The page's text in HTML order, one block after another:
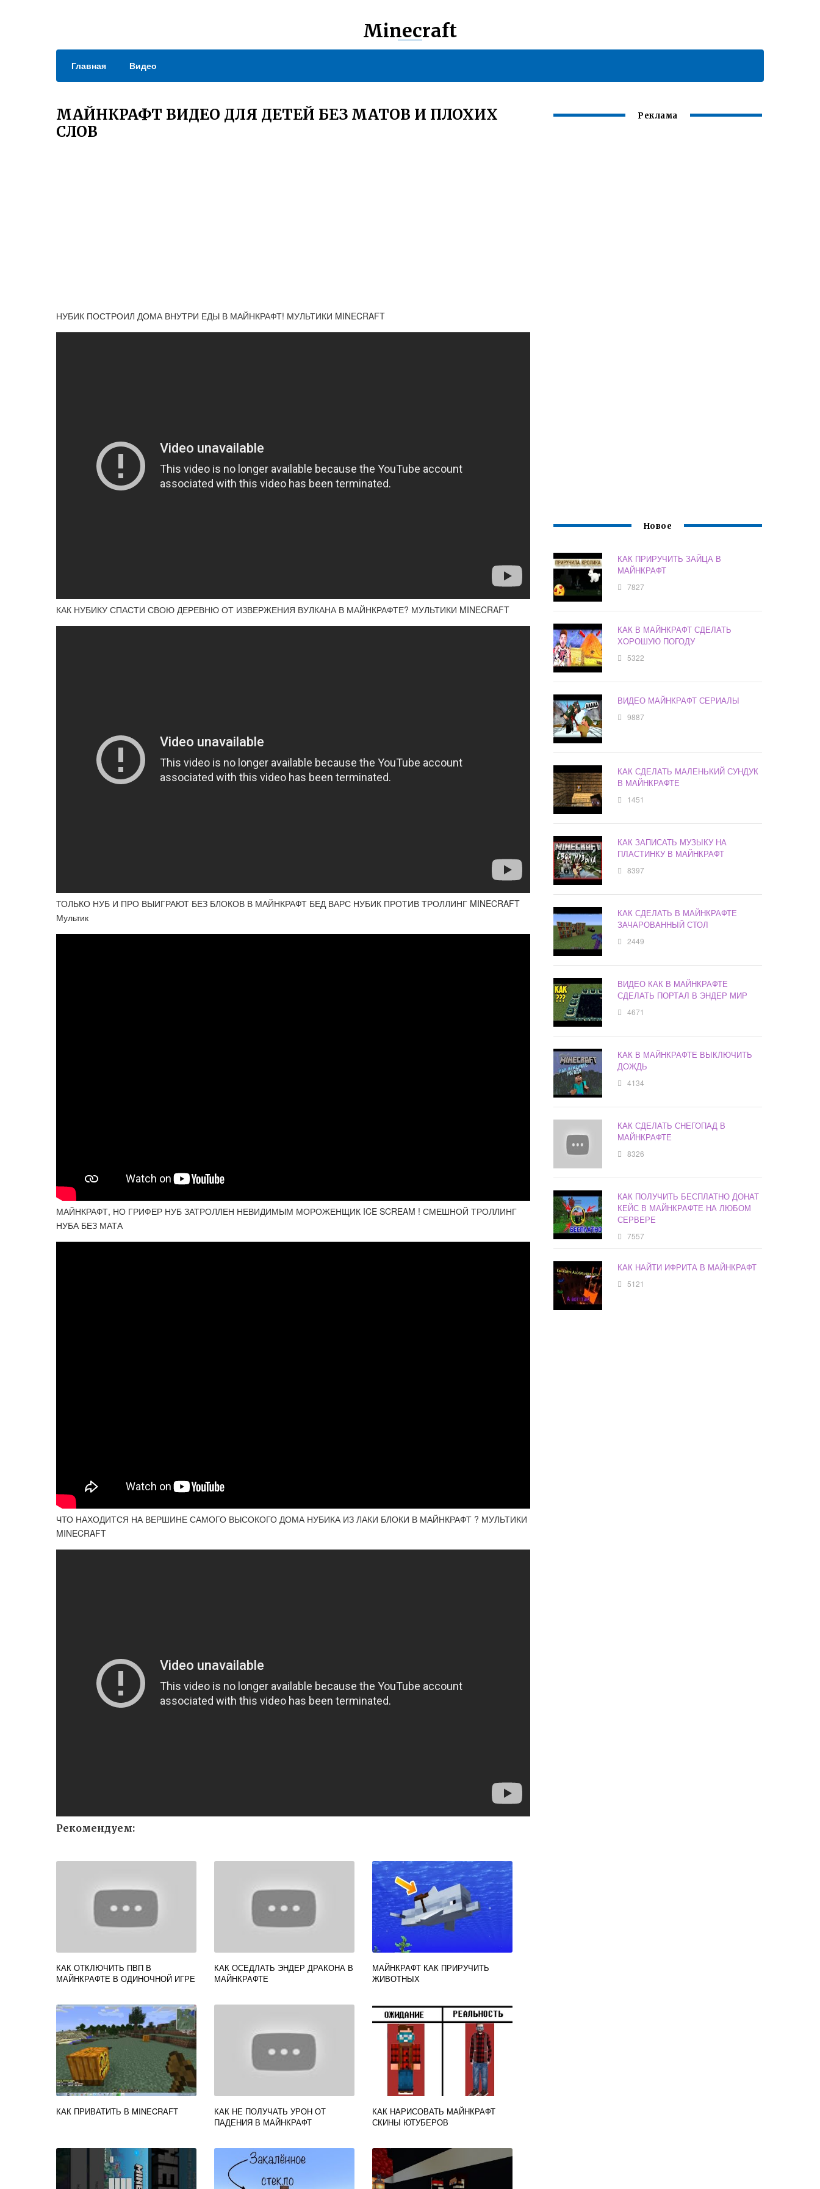
Minecraft
Главная Видео
МАЙНКРАФТ ВИДЕО ДЛЯ ДЕТЕЙ БЕЗ МАТОВ И ПЛОХИХ
СЛОВ
НУБИК ПОСТРОИЛ ДОМА ВНУТРИ ЕДЫ В МАЙНКРАФТ! МУЛЬТИКИ MINECRAFT
КАК НУБИКУ СПАСТИ СВОЮ ДЕРЕВНЮ ОТ ИЗВЕРЖЕНИЯ ВУЛКАНА В МАЙНКРАФТЕ? МУЛЬТИКИ MINECRAFT
ТОЛЬКО НУБ И ПРО ВЫИГРАЮТ БЕЗ БЛОКОВ В МАЙНКРАФТ БЕД ВАРС НУБИК ПРОТИВ ТРОЛЛИНГ MINECRAFT
Мультик
МАЙНКРАФТ, НО ГРИФЕР НУБ ЗАТРОЛЛЕН НЕВИДИМЫМ МОРОЖЕНЩИК ICE SCREAM ! СМЕШНОЙ ТРОЛЛИНГ
НУБА БЕЗ МАТА
ЧТО НАХОДИТСЯ НА ВЕРШИНЕ САМОГО ВЫСОКОГО ДОМА НУБИКА ИЗ ЛАКИ БЛОКИ В МАЙНКРАФТ ? МУЛЬТИКИ
MINECRAFT
Рекомендуем:
КАК ОТКЛЮЧИТЬ ПВП В
МАЙНКРАФТЕ В ОДИНОЧНОЙ ИГРЕ
КАК ОСЕДЛАТЬ ЭНДЕР ДРАКОНА В
МАЙНКРАФТЕ
МАЙНКРАФТ КАК ПРИРУЧИТЬ
ЖИВОТНЫХ
КАК ПРИВАТИТЬ В MINECRAFT
КАК НЕ ПОЛУЧАТЬ УРОН ОТ
ПАДЕНИЯ В МАЙНКРАФТ
КАК НАРИСОВАТЬ МАЙНКРАФТ
СКИНЫ ЮТУБЕРОВ
Реклама
Новое
КАК ПРИРУЧИТЬ ЗАЙЦА В
МАЙНКРАФТ
7827
КАК В МАЙНКРАФТ СДЕЛАТЬ
ХОРОШУЮ ПОГОДУ
5322
ВИДЕО МАЙНКРАФТ СЕРИАЛЫ
9887
КАК СДЕЛАТЬ МАЛЕНЬКИЙ СУНДУК
В МАЙНКРАФТЕ
1451
КАК ЗАПИСАТЬ МУЗЫКУ НА
ПЛАСТИНКУ В МАЙНКРАФТ
8397
КАК СДЕЛАТЬ В МАЙНКРАФТЕ
ЗАЧАРОВАННЫЙ СТОЛ
2449
ВИДЕО КАК В МАЙНКРАФТЕ
СДЕЛАТЬ ПОРТАЛ В ЭНДЕР МИР
4671
КАК В МАЙНКРАФТЕ ВЫКЛЮЧИТЬ
ДОЖДЬ
4134
КАК СДЕЛАТЬ СНЕГОПАД В
МАЙНКРАФТЕ
8326
КАК ПОЛУЧИТЬ БЕСПЛАТНО ДОНАТ
КЕЙС В МАЙНКРАФТЕ НА ЛЮБОМ
СЕРВЕРЕ
7557
КАК НАЙТИ ИФРИТА В МАЙНКРАФТ
5121